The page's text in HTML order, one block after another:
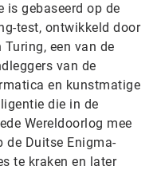
is gebaseerd op de
test, ontwikkeld door
Turing, een van de
van de
en kunstmatige
die in de
Wereldoorlog mee
de Duitse Enigma-
te kraken en later